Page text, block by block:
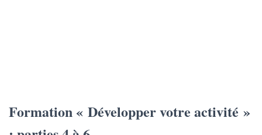
T
Formation « Développer votre activité »